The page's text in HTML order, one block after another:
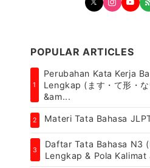
POPULAR ARTICLES
1
Perubahan Kata Kerja
Lengkap (ます・て形・
&am...
2 Materi Tata Bahasa
3
Daftar Tata Bahasa N3
Lengkap & Pola Kalimat